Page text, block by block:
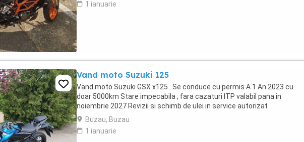
1 ianuarie
Vand moto Suzuki 125
Vand moto Suzuki GSX x125 . Se conduce cu permis A 1 An 2023 cu
doar 5000km Stare impecabila , fara cazaturi ITP valabil pana in
noiembrie 2027 Revizii si schimb de ulei in service autorizat
Buzau, Buzau
1 ianuarie